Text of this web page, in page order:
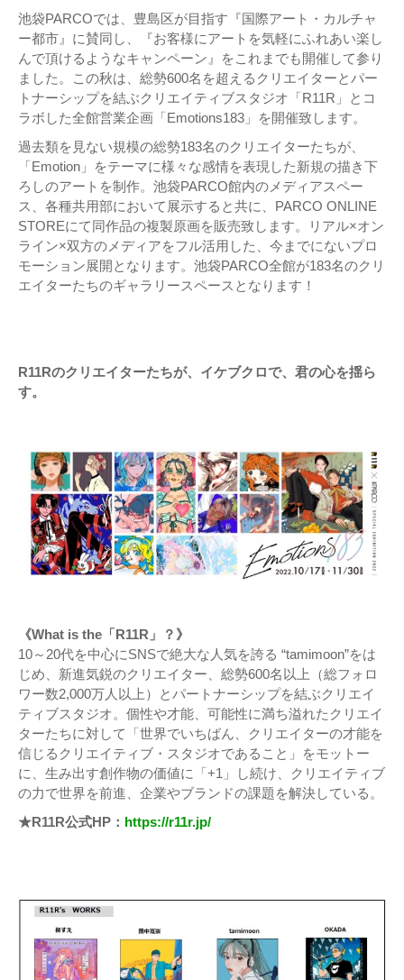
池袋PARCOでは、豊島区が目指す『国際アート・カルチャ
ー都市』に賛同し、『お客様にアートを気軽にふれあい楽し
んで頂けるようなキャンペーン』をこれまでも開催して参り
ました。この秋は、総勢600名を超えるクリエイターとパー
トナーシップを結ぶクリエイティブスタジオ「R11R」とコ
ラボした全館営業企画「Emotions183」を開催致します。
過去類を見ない規模の総勢183名のクリエイターたちが、
「Emotion」をテーマに様々な感情を表現した新規の描き下
ろしのアートを制作。池袋PARCO館内のメディアスペー
ス、各種共用部において展示すると共に、PARCO ONLINE
STOREにて同作品の複製原画を販売致します。リアル×オン
ライン×双方のメディアをフル活用した、今までにないプロ
モーション展開となります。池袋PARCO全館が183名のクリ
エイターたちのギャラリースペースとなります！
R11Rのクリエイターたちが、イケブクロで、君の心を揺ら
す。
《What is the「R11R」？》
10～20代を中心にSNSで絶大な人気を誇る “tamimoon”をは
じめ、新進気鋭のクリエイター、総勢600名以上（総フォロ
ワー数2,000万人以上）とパートナーシップを結ぶクリエイ
ティブスタジオ。個性や才能、可能性に満ち溢れたクリエイ
ターたちに対して「世界でいちばん、クリエイターの才能を
信じるクリエイティブ・スタジオであること」をモットー
に、生み出す創作物の価値に「+1」し続け、クリエイティブ
の力で世界を前進、企業やブランドの課題を解決している。
★R11R公式HP： https://r11r.jp/